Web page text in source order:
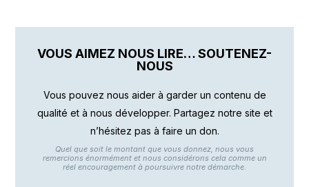
VOUS AIMEZ NOUS LIRE… SOUTENEZ-
NOUS
Vous pouvez nous aider à garder un contenu de
qualité et à nous développer. Partagez notre site et
n’hésitez pas à faire un don.
Quel que soit le montant que vous donnez, nous vous
remercions énormément et nous considérons cela comme un
réel encouragement à poursuivre notre démarche.